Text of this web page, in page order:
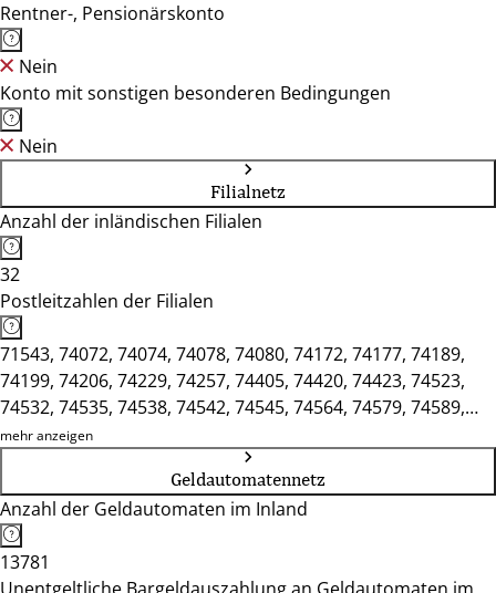
Rentner-, Pensionärskonto
Nein
Konto mit sonstigen besonderen Bedingungen
Nein
Filialnetz
Anzahl der inländischen Filialen
32
Postleitzahlen der Filialen
71543, 74072, 74074, 74078, 74080, 74172, 74177, 74189,
74199, 74206, 74229, 74257, 74405, 74420, 74423, 74523,
74532, 74535, 74538, 74542, 74545, 74564, 74579, 74589,
74599, 74831
mehr anzeigen
Geldautomatennetz
Anzahl der Geldautomaten im Inland
13781